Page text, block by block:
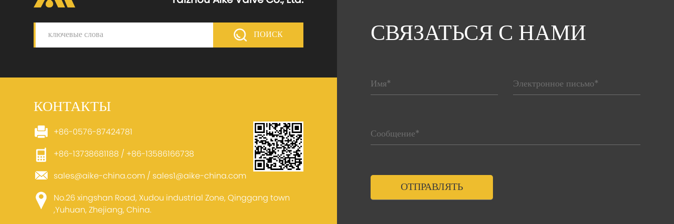
ПОИСК
КОНТАКТЫ
+86-0576-87424781
+86-13738681188 / +86-13586166738
sales@aike-china.com/ sales1@aike-china.com
No.26 xingshan Road, Xudou industrial Zone, Qinggang town
,Yuhuan, Zhejiang, China.
СВЯЗАТЬСЯ С НАМИ